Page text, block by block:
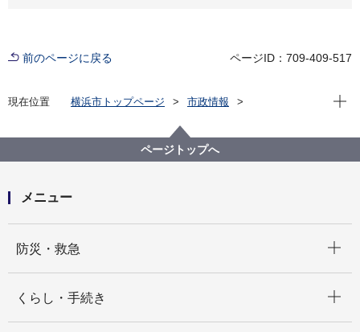
前のページに戻る ページID：709-409-517
現在位置 横浜市トップページ
市政情報
横浜市情報公開・個人情報保護審査会
審査会答申一覧(平成30年度 答申第1499号～答申第
現在
ページトップへ
メニュー
防災・救急
くらし・手続き